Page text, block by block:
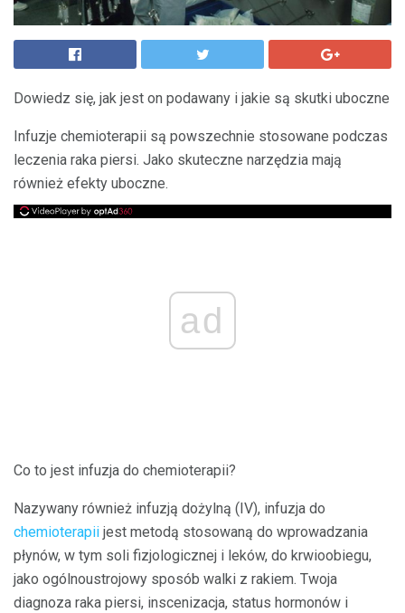
Dowiedz się, jak jest on podawany i jakie są skutki uboczne
Infuzje chemioterapii są powszechnie stosowane podczas
leczenia raka piersi. Jako skuteczne narzędzia mają
również efekty uboczne.
ad
Co to jest infuzja do chemioterapii?
Nazywany również infuzją dożylną (IV), infuzja do
chemioterapii jest metodą stosowaną do wprowadzania
płynów, w tym soli fizjologicznej i leków, do krwioobiegu,
jako ogólnoustrojowy sposób walki z rakiem. Twoja
diagnoza raka piersi, inscenizacja, status hormonów i